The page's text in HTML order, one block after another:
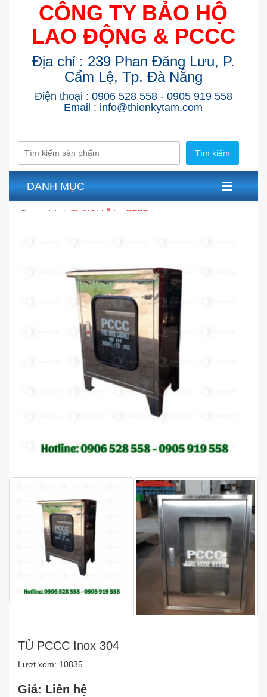
CÔNG TY BẢO HỘ
LAO ĐỘNG & PCCC
Địa chỉ : 239 Phan Đăng Lưu, P.
Cẩm Lệ, Tp. Đà Nẵng
Điện thoại : 0906 528 558 - 0905 919 558
Email : info@thienkytam.com
Tìm kiếm
DANH MỤC
Trang chủ Thiết bị hỗ trợ PCCC
TỦ PCCC Inox 304
Lượt xem: 10835
Giá: Liên hệ